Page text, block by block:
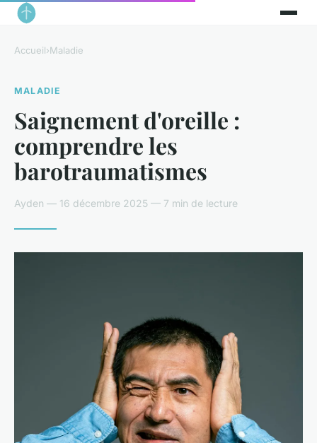
Accueil›Maladie
MALADIE
Saignement d'oreille :
comprendre les
barotraumatismes
Ayden — 16 décembre 2025 — 7 min de lecture